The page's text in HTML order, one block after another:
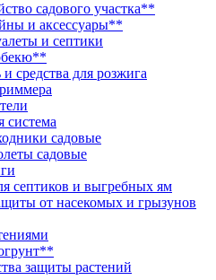
садового участка**
и аксессуары**
и септики
и средства для розжига
система
садовые
садовые
септиков и выгребных ям
от насекомых и грызунов
защиты растений